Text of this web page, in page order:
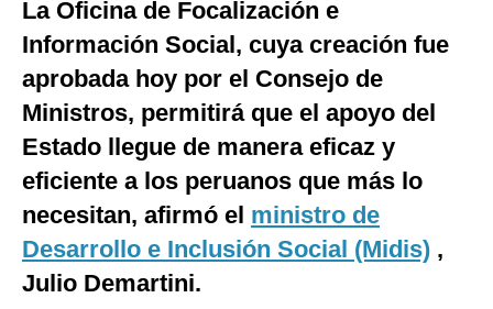
EEUU
México
España
Internacional
Tecnología
Club del Suscriptor
La Oficina de Focalización e
Información Social, cuya creación fue
aprobada hoy por el Consejo de
Ministros, permitirá que el apoyo del
Estado llegue de manera eficaz y
eficiente a los peruanos que más lo
necesitan, afirmó el ministro de
Desarrollo e Inclusión Social (Midis) ,
Julio Demartini.